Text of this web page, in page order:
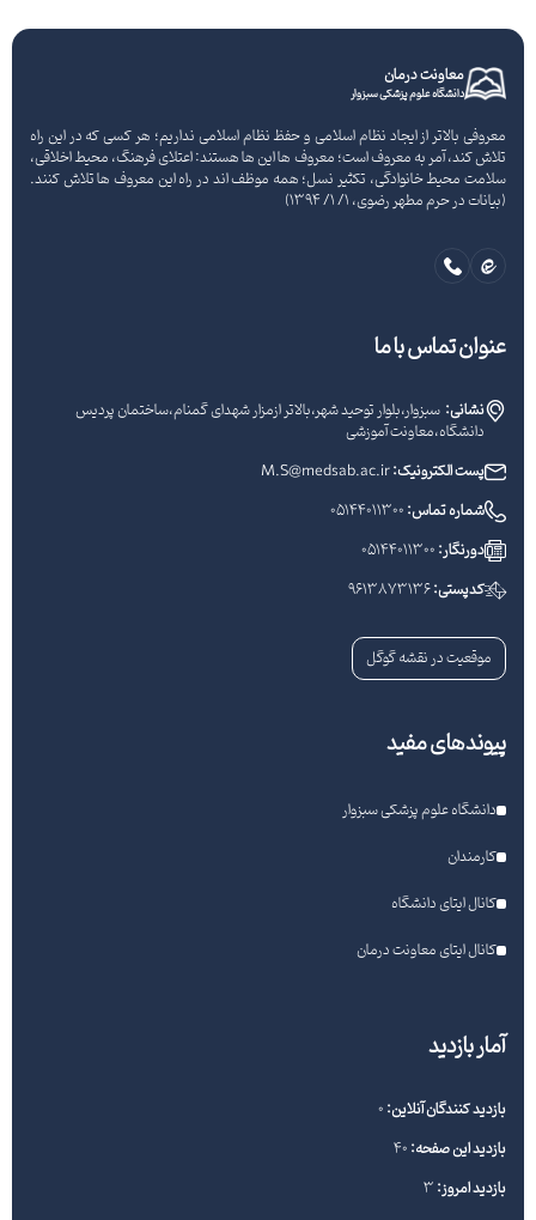
معاونت درمان
دانشگاه علوم پزشکی سبزوار
معروفی بالاتر از ایجاد نظام اسلامی و حفظ نظام اسلامی نداریم؛ هر کسی که در این راه
تلاش کند، آمر به معروف است؛ معروف ها این ها هستند: اعتلای فرهنگ، محیط اخلاقی،
سلامت محیط خانوادگی، تکثیر نسل؛ همه موظف اند در راه این معروف ها تلاش کنند.
(بیانات در حرم مطهر رضوی، 1/ 1/ 1394)
عنوان تماس با ما
نشانی:سبزوار،بلوار توحید شهر،بالاتر ازمزار شهدای گمنام،ساختمان پردیس
دانشگاه،معاونت آموزشی
پست الکترونیک:M.S@medsab.ac.ir
شماره تماس:05144011300
دورنگار:05144011300
کدپستی:9613873136
موقعیت در نقشه گوگل
پیوندهای مفید
دانشگاه علوم پزشکی سبزوار
کارمندان
کانال ایتای دانشگاه
کانال ایتای معاونت درمان
آمار بازدید
بازدید کنندگان آنلاین:0
بازدید این صفحه:40
بازدید امروز:3